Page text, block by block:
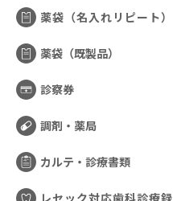
薬袋（名入れリピート）
薬袋（既製品）
診察券
調剤・薬局
カルテ・診療書類